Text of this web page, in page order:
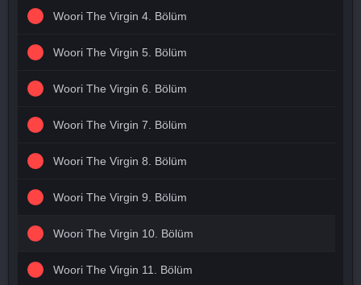
Woori The Virgin 4. Bölüm
Woori The Virgin 5. Bölüm
Woori The Virgin 6. Bölüm
Woori The Virgin 7. Bölüm
Woori The Virgin 8. Bölüm
Woori The Virgin 9. Bölüm
Woori The Virgin 10. Bölüm
Woori The Virgin 11. Bölüm